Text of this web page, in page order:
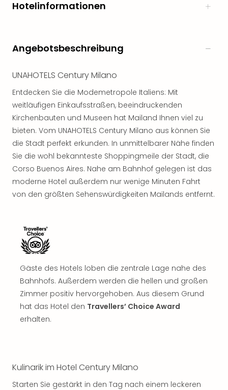
Hotelinformationen
Angebotsbeschreibung
UNAHOTELS Century Milano
Entdecken Sie die Modemetropole Italiens: Mit
weitläufigen Einkaufsstraßen, beeindruckenden
Kirchenbauten und Museen hat Mailand Ihnen viel zu
bieten. Vom UNAHOTELS Century Milano aus können Sie
die Stadt perfekt erkunden. In unmittelbarer Nähe finden
Sie die wohl bekannteste Shoppingmeile der Stadt, die
Corso Buenos Aires. Nahe am Bahnhof gelegen ist das
moderne Hotel außerdem nur wenige Minuten Fahrt
von den größten Sehenswürdigkeiten Mailands entfernt.
Gäste des Hotels loben die zentrale Lage nahe des
Bahnhofs. Außerdem werden die hellen und großen
Zimmer positiv hervorgehoben. Aus diesem Grund
hat das Hotel den Travellers’ Choice Award
erhalten.
Kulinarik im Hotel Century Milano
Starten Sie gestärkt in den Tag nach einem leckeren